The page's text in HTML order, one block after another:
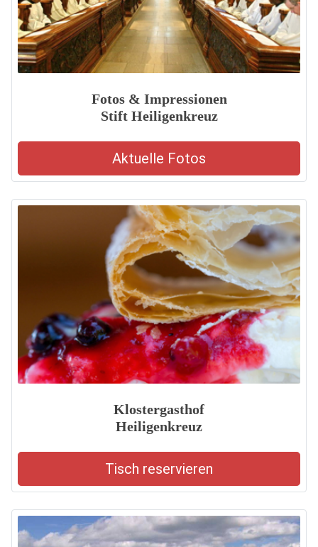
Fotos & Impressionen
Stift Heiligenkreuz
Aktuelle Fotos
Klostergasthof
Heiligenkreuz
Tisch reservieren